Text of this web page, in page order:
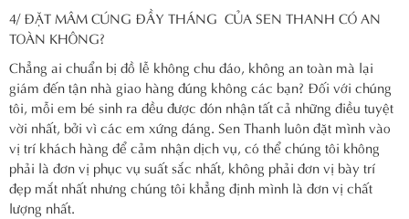
4/ ĐẶT MÂM CÚNG ĐẦY THÁNG CỦA SEN THANH CÓ AN
TOÀN KHÔNG?
Chẳng ai chuẩn bị đồ lễ không chu đáo, không an toàn mà lại
giám đến tận nhà giao hàng đúng không các bạn? Đối với chúng
tôi, mỗi em bé sinh ra đều được đón nhận tất cả những điều tuyệt
vời nhất, bởi vì các em xứng đáng. Sen Thanh luôn đặt mình vào
vị trí khách hàng để cảm nhận dịch vụ, có thể chúng tôi không
phải là đơn vị phục vụ suất sắc nhất, không phải đơn vị bày trí
đẹp mắt nhất nhưng chúng tôi khẳng định mình là đơn vị chất
lượng nhất.